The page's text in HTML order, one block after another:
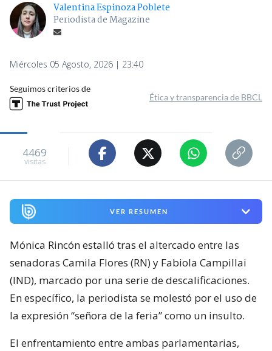
Valentina Espinoza Poblete
Periodista de Magazine
Miércoles 05 Agosto, 2026 | 23:40
Seguimos criterios de
Ética y transparencia de BBCL
4469
visitas
VER RESUMEN
Mónica Rincón estalló tras el altercado entre las
senadoras Camila Flores (RN) y Fabiola Campillai
(IND), marcado por una serie de descalificaciones.
En específico, la periodista se molestó por el uso de
la expresión “señora de la feria” como un insulto.
El enfrentamiento entre ambas parlamentarias,